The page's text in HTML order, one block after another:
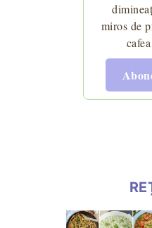
miros de